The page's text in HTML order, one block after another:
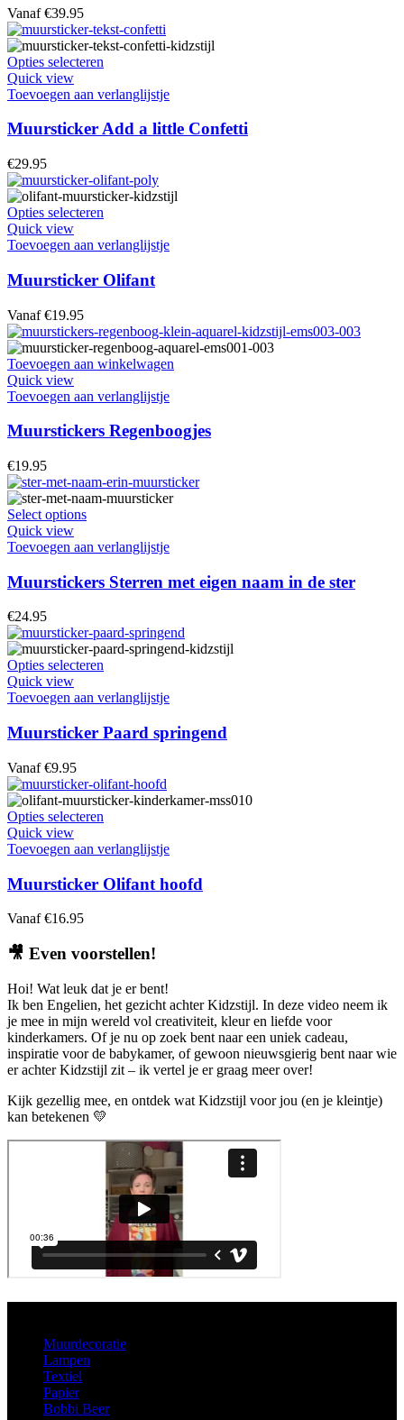
kan
gekozen
worden
op
de
productpagina
Vanaf €39.95
Opties selecteren
heeft
variaties.
kan
gekozen
op
de
productpagina
Quick view
Toevoegen aan verlanglijstje
Muursticker Add a little Confetti
€29.95
Opties selecteren
heeft
variaties.
Deze
kan
gekozen
worden
op
de
productpagina
Quick view
Toevoegen aan verlanglijstje
Muursticker Olifant
Vanaf €19.95
Toevoegen aan winkelwagen
Quick view
Toevoegen aan verlanglijstje
Muurstickers Regenboogjes
€19.95
Select optionsDit
heeft
variaties.
Deze
kan
gekozen
worden
op
de
productpagina
Quick view
Toevoegen aan verlanglijstje
Muurstickers Sterren met eigen naam in de ster
€24.95
Opties selecteren
heeft
variaties.
kan
gekozen
op
de
productpagina
Quick view
Toevoegen aan verlanglijstje
Muursticker Paard springend
Vanaf €9.95
Opties selecteren
heeft
variaties.
Deze
gekozen
worden
de
productpagina
Quick view
Toevoegen aan verlanglijstje
Muursticker Olifant hoofd
Vanaf €16.95
🎥 Even voorstellen!
Hoi! Wat leuk dat je er bent!
Ik ben Engelien, het gezicht achter Kidzstijl. In deze video neem ik
je mee in mijn wereld vol creativiteit, kleur en liefde voor
kinderkamers. Of je nu op zoek bent naar een uniek cadeau,
inspiratie voor de babykamer, of gewoon nieuwsgierig bent naar wie
er achter Kidzstijl zit – ik vertel je er graag meer over!
Kijk gezellig mee, en ontdek wat Kidzstijl voor jou (en je kleintje)
kan betekenen 💛
Muurdecoratie
Lampen
Textiel
Papier
Bobbi Beer